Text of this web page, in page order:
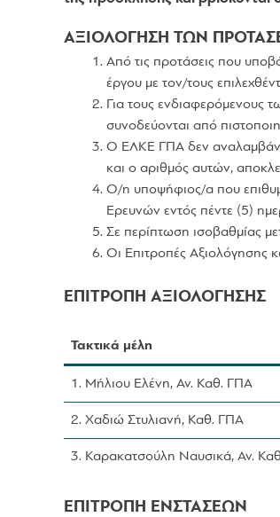
ΑΞΙΟΛΟΓΗΣΗ ΤΩΝ
Από τις προτάσεις που
έργου με τον/τους
Για τους ενδιαφερόμενους
συνοδεύονται από
Ο ΕΛΚΕ ΓΠΑ δεν
και ο αριθμός αυτών,
Ο/η υποψήφιος/α που
Ερευνών εντός πέντε (5)
Σε περίπτωση ισοβαθμίας
Οι Επιτροπές Αξιολόγησης
ΕΠΙΤΡΟΠΗ ΑΞΙΟΛΟΓΗΣΗΣ
Τακτικά μέλη
1. Μήλιου Ελένη, Αν. Καθ. ΓΠΑ
2. Χαδιώ Στυλιανή, Καθ. ΓΠΑ
3. Καρακατσούλη Ναυσικά, Αν.
ΕΠΙΤΡΟΠΗ ΕΝΣΤΑΣΕΩΝ